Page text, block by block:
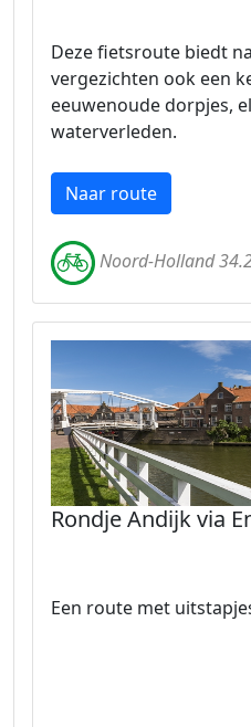
Deze fietsroute biedt
vergezichten ook een
eeuwenoude dorpjes,
waterverleden.
Naar route
Noord-Holland
Rondje Andijk via
Een route met